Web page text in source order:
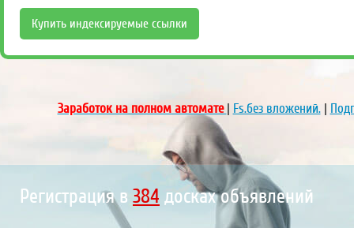
Купить индексируемые ссылки
Заработок на полном автомате| Fs.без вложений.|
Регистрация в 438 досках объявлений